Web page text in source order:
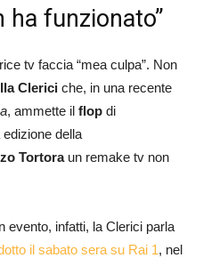
funzionato”
tv faccia “mea culpa”. Non
Clerici che, in una recente
, ammette il flop di
edizione della
Tortoraun remake tv non
evento, infatti, la Clerici parla
il sabato sera su Rai 1, nel